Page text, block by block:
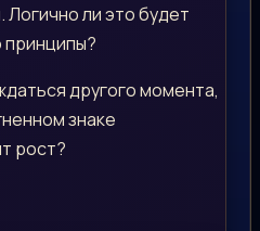
Логично ли это будет
принципы?
другого момента,
знаке
рост?